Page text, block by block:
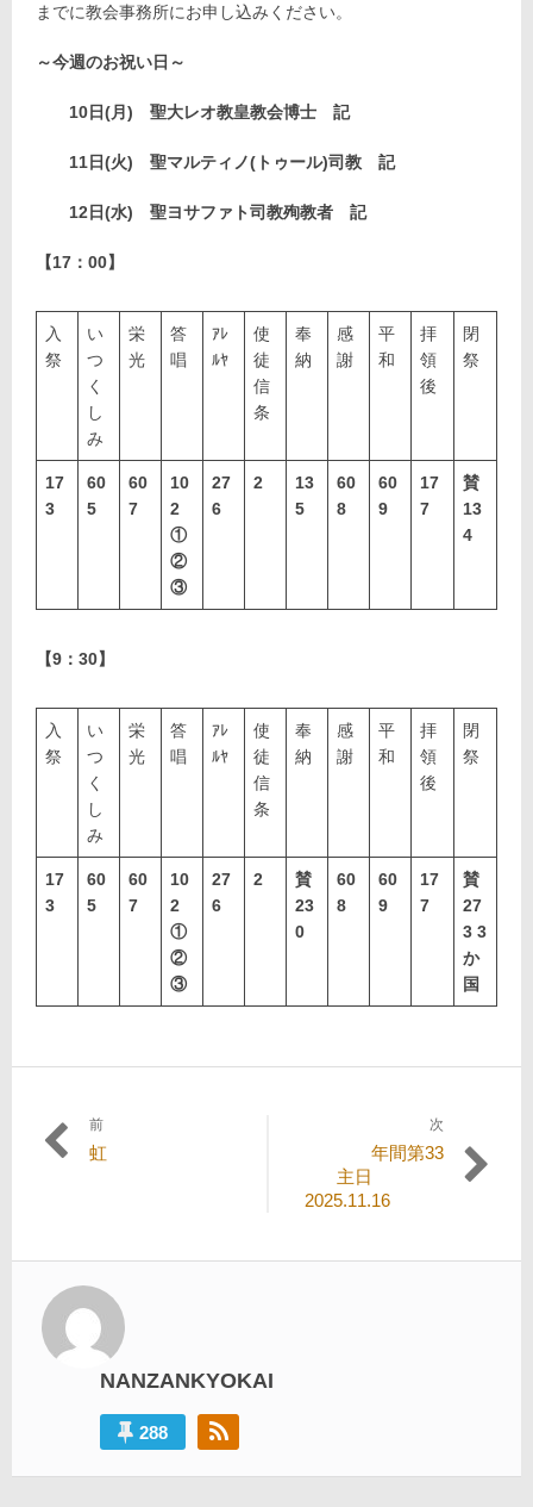
までに教会事務所にお申し込みください。
～今週のお祝い日～
10日(月) 聖大レオ教皇教会博士 記
11日(火) 聖マルティノ(トゥール)司教 記
12日(水) 聖ヨサファト司教殉教者 記
【17：00】
入
祭
い
つ
く
し
み
栄
光
答
唱
ｱﾚ
ﾙﾔ
使
徒
信
条
奉
納
感
謝
平
和
拝
領
後
閉
祭
17
3
60
5
60
7
10
2
①
②
③
27
6
2
13
5
60
8
60
9
17
7
賛
13
4
【9：30】
入
祭
い
つ
く
し
み
栄
光
答
唱
ｱﾚ
ﾙﾔ
使
徒
信
条
奉
納
感
謝
平
和
拝
領
後
閉
祭
17
3
60
5
60
7
10
2
①
②
③
27
6
2
賛
23
0
60
8
60
9
17
7
賛
27
3 3
か
国
投
ゲ
ー
シ
前
過
虹
次
年間第33
主日
2025.11.16
NANZANKYOKAI
288